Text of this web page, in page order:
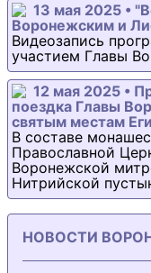
13 мая 2025 •
Воронежским и
Видеозапись
участием Главы
12 мая 2025 •
поездка Главы
святым местам
В составе
Православной
Воронежской
Нитрийской
НОВОСТИ